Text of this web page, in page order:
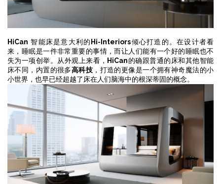
HiCan 智能床是意大利的 Hi-Interiors倾心打造的。在设计者看
来，睡眠是一件非常重要的事情，而让人们能有一个好的睡眠也不
失为一项创举。从外观上来看， HiCan的确跟普通的床和其他智能
床不同，内置的很多高科技 ，打造的更像是一个拥有神奇魔法的小
小世界，也早已经超越了床在人们脑海中的根深蒂固的概念。